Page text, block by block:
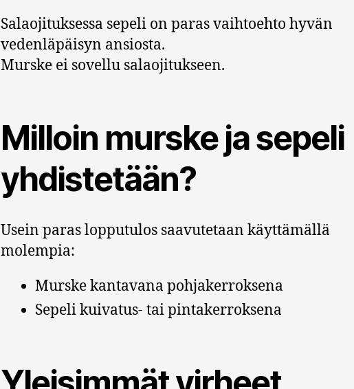
Salaojituksessa sepeli on paras vaihtoehto hyvän
vedenläpäisyn ansiosta.
Murske ei sovellu salaojitukseen.
Milloin murske ja sepeli
yhdistetään?
Usein paras lopputulos saavutetaan käyttämällä
molempia:
Murske kantavana pohjakerroksena
Sepeli kuivatus- tai pintakerroksena